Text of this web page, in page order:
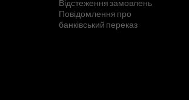
Відстеження замовлень
Повідомлення про
банківський переказ